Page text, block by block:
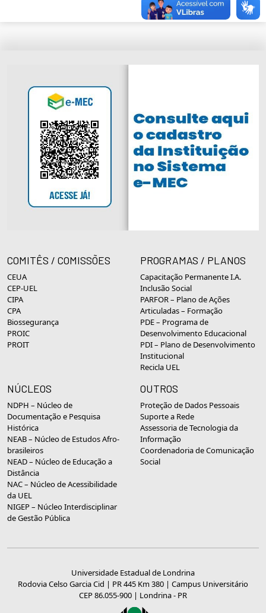
COMITÊS / COMISSÕES
CEUA
CEP-UEL
CIPA
CPA
Biossegurança
PROIC
PROIT
PROGRAMAS / PLANOS
Capacitação Permanente I.A.
Inclusão Social
PARFOR – Plano de Ações
Articuladas – Formação
PDE – Programa de
Desenvolvimento Educacional
PDI – Plano de Desenvolvimento
Institucional
Recicla UEL
NÚCLEOS
NDPH – Núcleo de
Documentação e Pesquisa
Histórica
NEAB – Núcleo de Estudos Afro-
brasileiros
NEAD – Núcleo de Educação a
Distância
NAC – Núcleo de Acessibilidade
da UEL
NIGEP – Núcleo Interdisciplinar
de Gestão Pública
OUTROS
Proteção de Dados Pessoais
Suporte a Rede
Assessoria de Tecnologia da
Informação
Coordenadoria de Comunicação
Social
Universidade Estadual de Londrina
Rodovia Celso Garcia Cid | PR 445 Km 380 | Campus Universitário
CEP 86.055-900 | Londrina - PR